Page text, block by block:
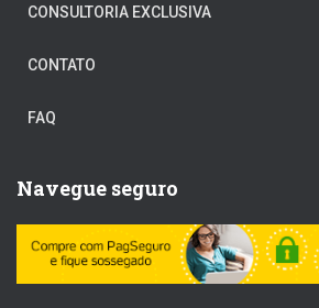
CONSULTORIA EXCLUSIVA
CONTATO
FAQ
Navegue seguro